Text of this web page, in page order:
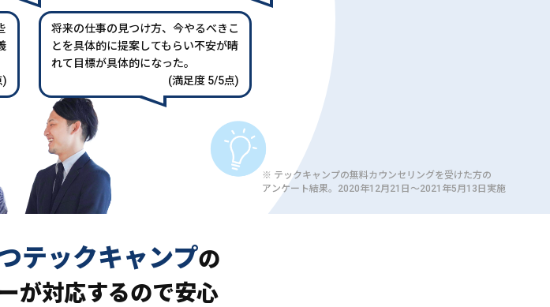
)
将来の仕事の見つけ方、今やるべきこ
とを具体的に提案してもらい不安が晴
れて目標が具体的になった。
(満足度 5/5点)
※ テックキャンプの無料カウンセリングを受けた方の
アンケート結果。2020年12月21日〜2021年5月13日実施
テックキャンプの
が対応するので安心